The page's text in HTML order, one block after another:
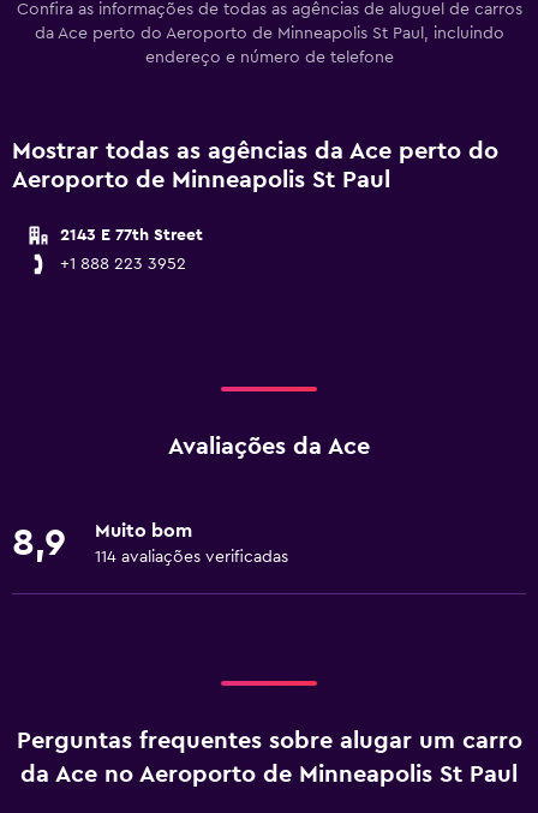
Confira as informações de todas as agências de aluguel de carros
da Ace perto do Aeroporto de Minneapolis St Paul, incluindo
endereço e número de telefone
Mostrar todas as agências da Ace perto do
Aeroporto de Minneapolis St Paul
2143 E 77th Street
+1 888 223 3952
Avaliações da Ace
8,9 Muito bom
114 avaliações verificadas
Perguntas frequentes sobre alugar um carro
da Ace no Aeroporto de Minneapolis St Paul